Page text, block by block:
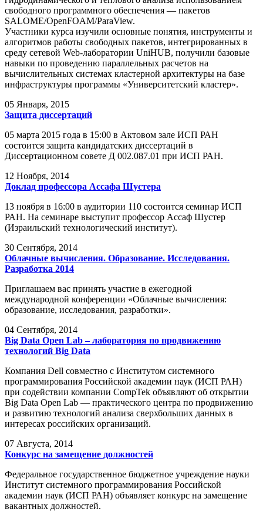
свободного программного обеспечения — пакетов
SALOME/OpenFOAM/ParaView.
Участники курса изучили основные понятия, инструменты и
алгоритмов работы свободных пакетов, интегрированных в
среду сетевой Web-лаборатории UniHUB, получили базовые
навыки по проведению параллельных расчетов на
вычислительных системах кластерной архитектуры на базе
инфраструктуры программы «Университетский кластер».
05 Января, 2015
Защита диссертаций
05 марта 2015 года в 15:00 в Актовом зале ИСП РАН
состоится защита кандидатских диссертаций в
Диссертационном совете Д 002.087.01 при ИСП РАН.
12 Ноября, 2014
Доклад профессора Ассафа Шустера
13 ноября в 16:00 в аудитории 110 состоится семинар ИСП
РАН. На семинаре выступит профессор Ассаф Шустер
(Израильский технологический институт).
30 Сентября, 2014
Облачные вычисления. Образование. Исследования.
Разработка 2014
Приглашаем вас принять участие в ежегодной
международной конференции «Облачные вычисления:
образование, исследования, разработки».
04 Сентября, 2014
Big Data Open Lab – лаборатория по продвижению
технологий Big Data
Компания Dell совместно с Институтом системного
программирования Российской академии наук (ИСП РАН)
при содействии компании CompTek объявляют об открытии
Big Data Open Lab — практического центра по продвижению
и развитию технологий анализа сверхбольших данных в
интересах российских организаций.
07 Августа, 2014
Конкурс на замещение должностей
Федеральное государственное бюджетное учреждение науки
Институт системного программирования Российской
академии наук (ИСП РАН) объявляет конкурс на замещение
вакантных должностей.